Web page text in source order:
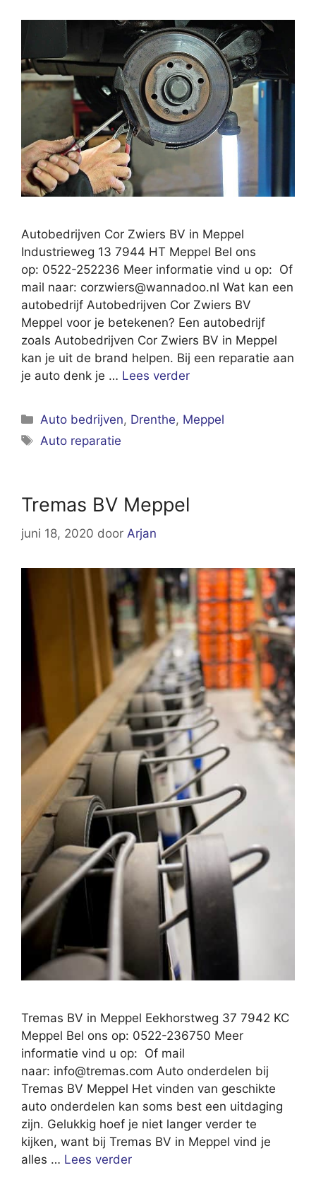
Autobedrijven Cor Zwiers BV in Meppel
Industrieweg 13 7944 HT Meppel Bel ons
op: 0522-252236 Meer informatie vind u op: Of
mail naar: corzwiers@wannadoo.nl Wat kan een
autobedrijf Autobedrijven Cor Zwiers BV
Meppel voor je betekenen? Een autobedrijf
zoals Autobedrijven Cor Zwiers BV in Meppel
kan je uit de brand helpen. Bij een reparatie aan
je auto denk je … Lees verder
Categorieën
Auto bedrijven, Drenthe, Meppel
Tags
Auto reparatie
Tremas BV Meppel
juni 18, 2020 door Arjan
Tremas BV in Meppel Eekhorstweg 37 7942 KC
Meppel Bel ons op: 0522-236750 Meer
informatie vind u op: Of mail
naar: info@tremas.com Auto onderdelen bij
Tremas BV Meppel Het vinden van geschikte
auto onderdelen kan soms best een uitdaging
zijn. Gelukkig hoef je niet langer verder te
kijken, want bij Tremas BV in Meppel vind je
alles … Lees verder